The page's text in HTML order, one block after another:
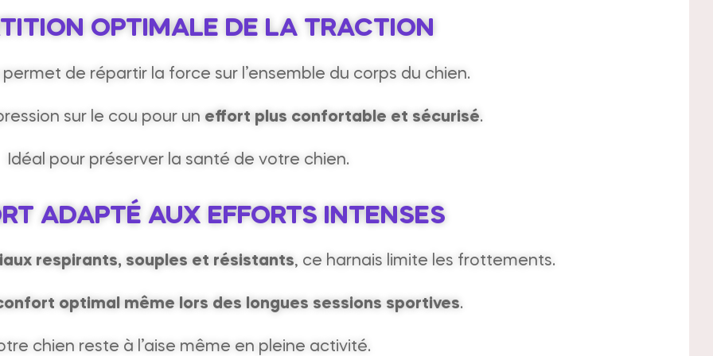
OPTIMALE DE LA TRACTION
de répartir la force sur l’ensemble du corps du chien.
sur le cou pour un effort plus confortable et sécurisé.
Idéal pour préserver la santé de votre chien.
ADAPTÉ AUX EFFORTS INTENSES
respirants, souples et résistants, ce harnais limite les frottements.
optimal même lors des longues sessions sportives.
chien reste à l’aise même en pleine activité.